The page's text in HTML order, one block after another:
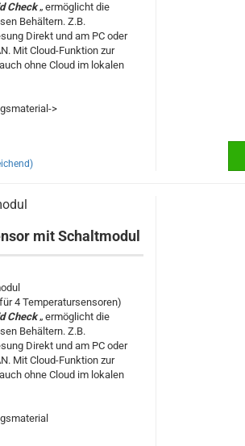
Check „ ermöglicht die
Behältern. Z.B.
Direkt und am PC oder
Mit Cloud-Funktion zur
ohne Cloud im lokalen
>
mit Schaltmodul
4 Temperatursensoren)
Check „ ermöglicht die
Behältern. Z.B.
Direkt und am PC oder
Mit Cloud-Funktion zur
ohne Cloud im lokalen